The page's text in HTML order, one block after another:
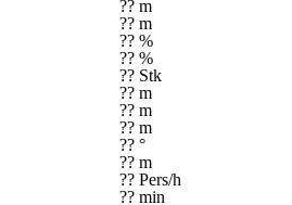
?? m
?? m
?? %
?? %
?? Stk
?? m
?? m
?? m
?? °
?? m
?? Pers/h
?? min